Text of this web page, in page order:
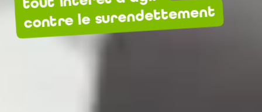
contre le surendettement